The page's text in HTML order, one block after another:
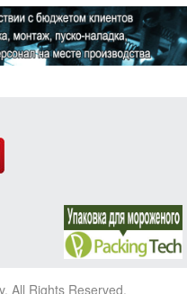
All Rights Reserved.